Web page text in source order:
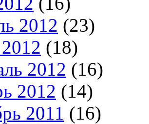
2012 (23)
(18)
2012 (16)
2012 (14)
2011 (16)